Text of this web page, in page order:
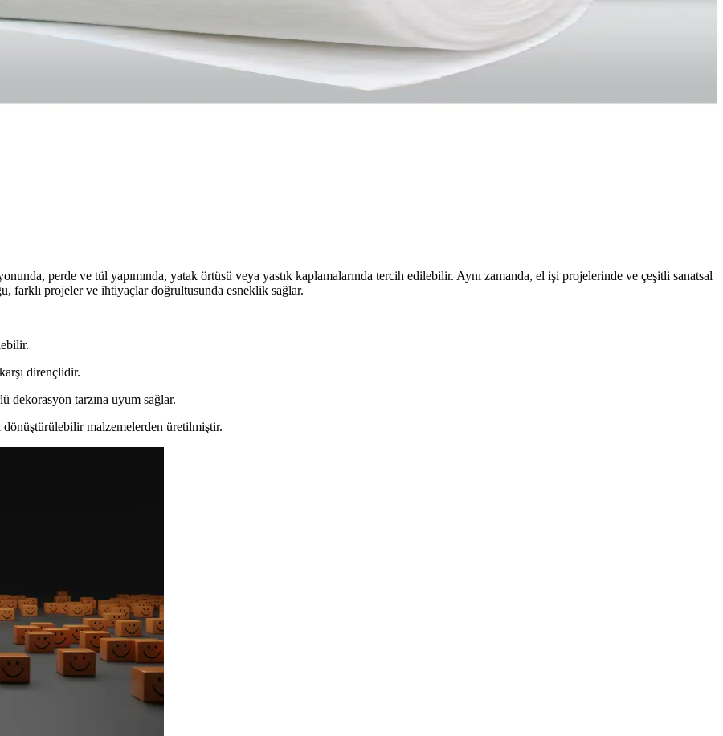
kalitenizi artırır. Hafif ve dayanıklı yapısı sayesinde uzun süre formunu korur, farklı yatış pozisyonlarına uyum sağlar.
Makinede Yıkanabilir Dolgu Malzemesi
yastık ve dekoratif ürünler için uygun, makinede yıkanabilir, toz ve kül içermez, kullanımı kolay, çok yönlü dolgu malzemesidir.
Yönlü Dolgu Malzemesi
perde ve tül yapımında, yatak örtüsü veya yastık kaplamalarında tercih edilebilir. Aynı zamanda, el işi projelerinde ve çeşitli sanatsal
farklı projeler ve ihtiyaçlar doğrultusunda esneklik sağlar.
dirençlidir.
dekorasyon tarzına uyum sağlar.
dönüştürülebilir malzemelerden üretilmiştir.